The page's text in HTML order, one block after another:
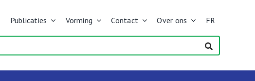
Publicaties Vorming Contact Over ons FR